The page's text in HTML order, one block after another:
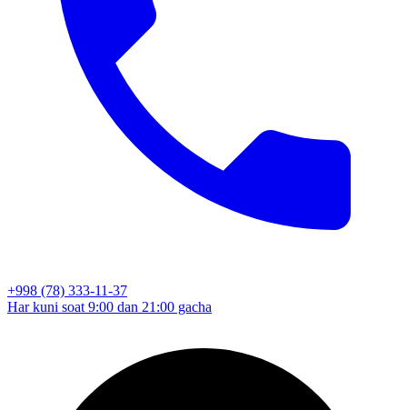
+998 (78) 333-11-37
Har kuni soat 9:00 dan 21:00 gacha